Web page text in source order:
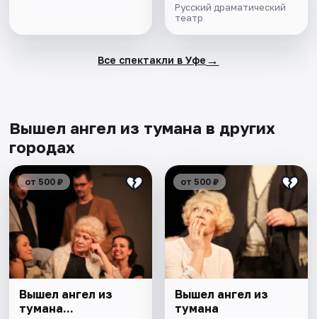
Русский драматический
театр
Все спектакли в Уфе →
Вышел ангел из тумана в других
городах
от 500 ₽
Вышел ангел из
тумана...
от 500 ₽
Вышел ангел из
тумана